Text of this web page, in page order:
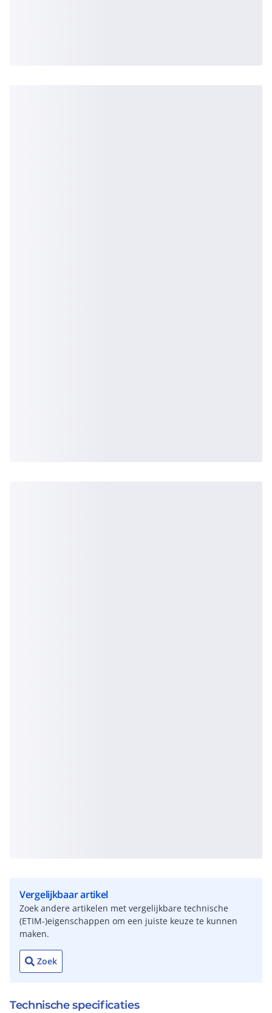
Vergelijkbaar artikel
Zoek andere artikelen met vergelijkbare technische
(ETIM-)eigenschappen om een juiste keuze te kunnen
maken.
Zoek
Technische specificaties